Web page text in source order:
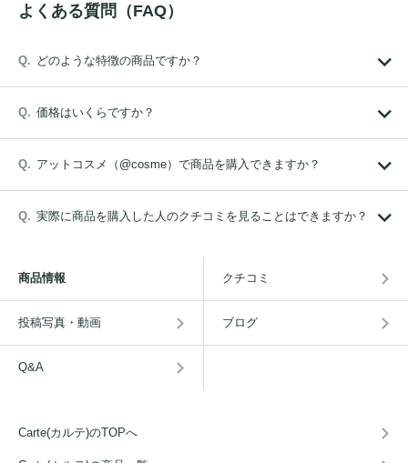
よくある質問（FAQ）
どのような特徴の商品ですか？
価格はいくらですか？
アットコスメ（@cosme）で商品を購入できますか？
実際に商品を購入した人のクチコミを見ることはできますか？
商品情報 クチコミ
投稿写真・動画 ブログ
Q&A
Carte(カルテ)のTOPへ